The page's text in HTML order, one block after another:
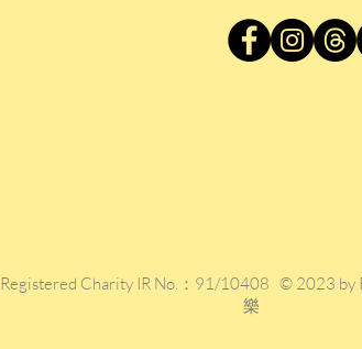
Registered Charity IR No.：91/10408 © 2023 by
樂